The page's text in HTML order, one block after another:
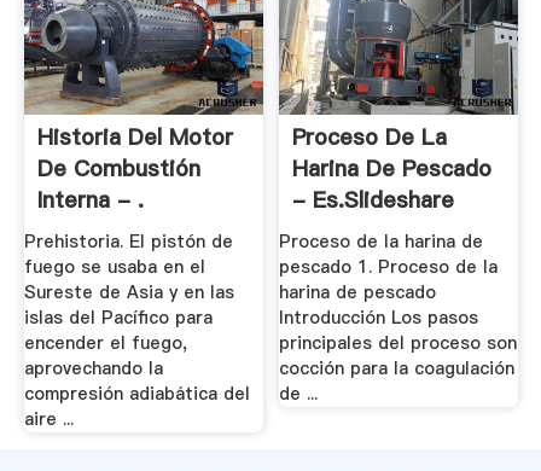
Historia Del Motor
De Combustión
Interna - .
Prehistoria. El pistón de
fuego se usaba en el
Sureste de Asia y en las
islas del Pacífico para
encender el fuego,
aprovechando la
compresión adiabática del
aire ...
Proceso De La
Harina De Pescado
- Es.slideshare
Proceso de la harina de
pescado 1. Proceso de la
harina de pescado
Introducción Los pasos
principales del proceso son
cocción para la coagulación
de ...